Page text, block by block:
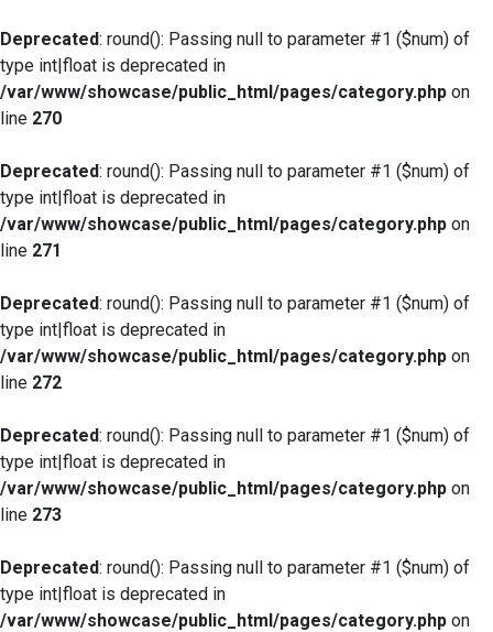
Deprecated: round(): Passing null to parameter #1 ($num) of
type int|float is deprecated in
/var/www/showcase/public_html/pages/category.php on
line 270
Deprecated: round(): Passing null to parameter #1 ($num) of
type int|float is deprecated in
/var/www/showcase/public_html/pages/category.php on
line 271
Deprecated: round(): Passing null to parameter #1 ($num) of
type int|float is deprecated in
/var/www/showcase/public_html/pages/category.php on
line 272
Deprecated: round(): Passing null to parameter #1 ($num) of
type int|float is deprecated in
/var/www/showcase/public_html/pages/category.php on
line 273
Deprecated: round(): Passing null to parameter #1 ($num) of
type int|float is deprecated in
/var/www/showcase/public_html/pages/category.php on